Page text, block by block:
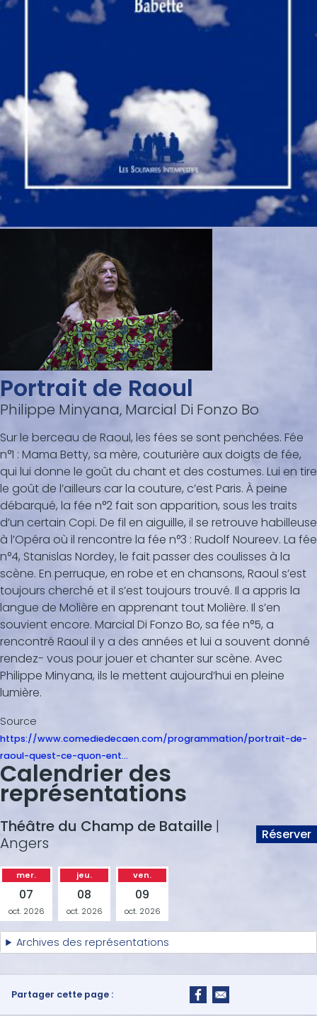
Portrait de Raoul
Philippe Minyana, Marcial Di Fonzo Bo
Sur le berceau de Raoul, les fées se sont penchées. Fée
n°1 : Mama Betty, sa mère, couturière aux doigts de fée,
qui lui donne le goût du chant et des costumes. Lui en tire
le goût de l’ailleurs car la couture, c’est Paris. À peine
débarqué, la fée n°2 fait son apparition, sous les traits
d’un certain Copi. De fil en aiguille, il se retrouve habilleuse
à l’Opéra où il rencontre la fée n°3 : Rudolf Noureev. La fée
n°4, Stanislas Nordey, le fait passer des coulisses à la
scène. En perruque, en robe et en chansons, Raoul s’est
toujours cherché et il s’est toujours trouvé. Il a appris la
langue de Molière en apprenant tout Molière. Il s’en
souvient encore. Marcial Di Fonzo Bo, sa fée n°5, a
rencontré Raoul il y a des années et lui a souvent donné
rendez- vous pour jouer et chanter sur scène. Avec
Philippe Minyana, ils le mettent aujourd’hui en pleine
lumière.
Source
https://www.comediedecaen.com/programmation/portrait-de-
raoul-quest-ce-quon-ent…
Calendrier des
représentations
Théâtre du Champ de Bataille |
Angers
Réserver
mer.
07
oct. 2026
jeu.
08
oct. 2026
ven.
09
oct. 2026
Archives des représentations
Partager cette page :